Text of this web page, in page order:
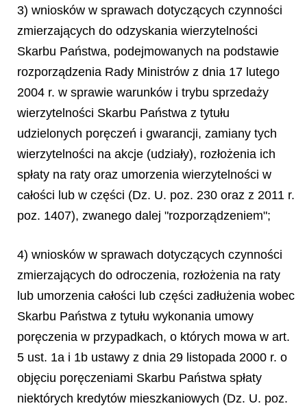
3) wniosków w sprawach dotyczących czynności
zmierzających do odzyskania wierzytelności
Skarbu Państwa, podejmowanych na podstawie
rozporządzenia Rady Ministrów z dnia 17 lutego
2004 r. w sprawie warunków i trybu sprzedaży
wierzytelności Skarbu Państwa z tytułu
udzielonych poręczeń i gwarancji, zamiany tych
wierzytelności na akcje (udziały), rozłożenia ich
spłaty na raty oraz umorzenia wierzytelności w
całości lub w części (Dz. U. poz. 230 oraz z 2011 r.
poz. 1407), zwanego dalej "rozporządzeniem";
4) wniosków w sprawach dotyczących czynności
zmierzających do odroczenia, rozłożenia na raty
lub umorzenia całości lub części zadłużenia wobec
Skarbu Państwa z tytułu wykonania umowy
poręczenia w przypadkach, o których mowa w art.
5 ust. 1a i 1b ustawy z dnia 29 listopada 2000 r. o
objęciu poręczeniami Skarbu Państwa spłaty
niektórych kredytów mieszkaniowych (Dz. U. poz.